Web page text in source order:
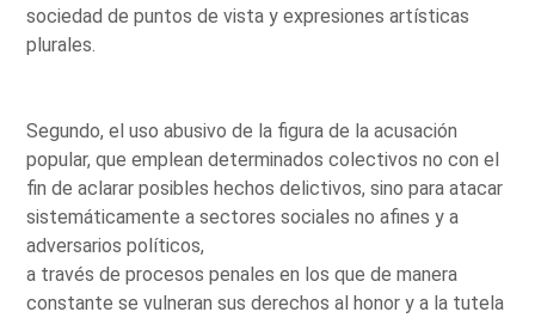
sociedad de puntos de vista y expresiones artísticas
plurales.
Segundo, el uso abusivo de la figura de la acusación
popular, que emplean determinados colectivos no con el
fin de aclarar posibles hechos delictivos, sino para atacar
sistemáticamente a sectores sociales no afines y a
adversarios políticos,
a través de procesos penales en los que de manera
constante se vulneran sus derechos al honor y a la tutela